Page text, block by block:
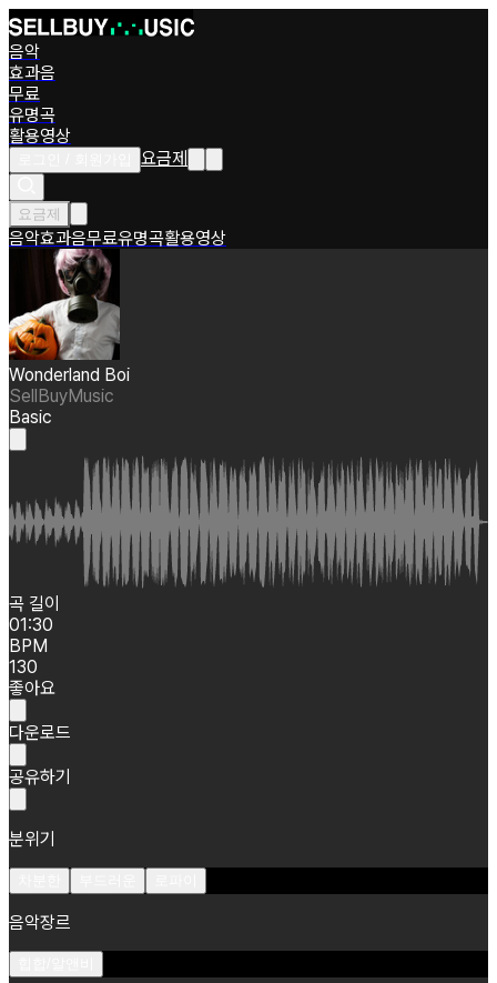
음악
효과음
무료
유명곡
활용영상
요금제
요금제
음악효과음무료유명곡활용영상
Wonderland Boi
SellBuyMusic
Basic
곡 길이
01:30
BPM
130
좋아요
다운로드
공유하기
분위기
음악장르